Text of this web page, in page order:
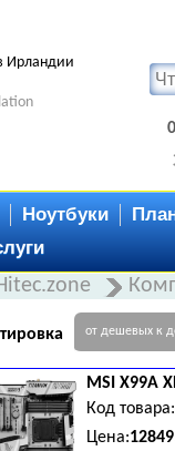
Ирландии
Ноутбуки
от дешевых к
MSI X99A
Код
Цена: